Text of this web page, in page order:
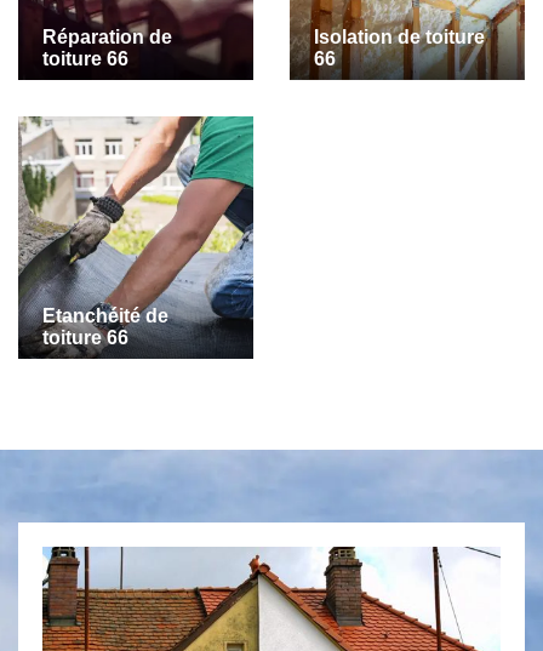
Réparation de
toiture 66
Isolation de toiture
66
Etanchéité de
toiture 66